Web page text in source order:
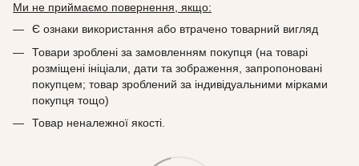
Ми не приймаємо повернення, якщо:
Є ознаки використання або втрачено товарний вигляд
Товари зроблені за замовленням покупця (на товарі
розміщені ініціали, дати та зображення, запропоновані
покупцем; товар зроблений за індивідуальними мірками
покупця тощо)
Товар неналежної якості.